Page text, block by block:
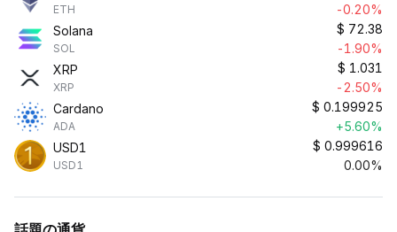
ETH
-0.20%
Solana
SOL
$ 72.38
-1.90%
XRP
XRP
$ 1.031
-2.50%
Cardano
ADA
$ 0.199925
+5.60%
USD1
USD1
$ 0.999616
0.00%